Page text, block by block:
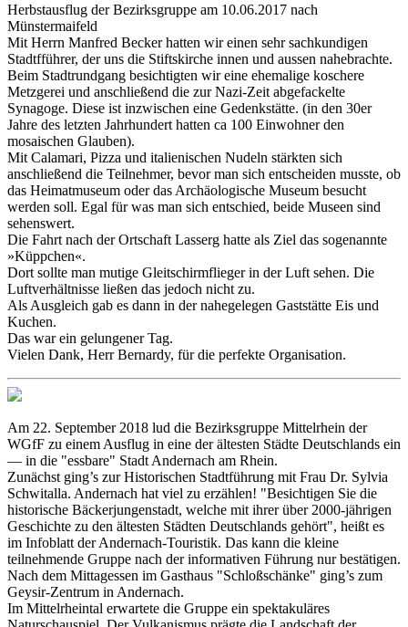
Herbstausflug der Bezirksgruppe am 10.06.2017 nach
Münstermaifeld
Mit Herrn Manfred Becker hatten wir einen sehr sachkundigen
Stadtfführer, der uns die Stiftskirche innen und aussen nahebrachte.
Beim Stadtrundgang besichtigten wir eine ehemalige koschere
Metzgerei und anschließend die zur Nazi-Zeit abgefackelte
Synagoge. Diese ist inzwischen eine Gedenkstätte. (in den 30er
Jahre des letzten Jahrhundert hatten ca 100 Einwohner den
mosaischen Glauben).
Mit Calamari, Pizza und italienischen Nudeln stärkten sich
anschließend die Teilnehmer, bevor man sich entscheiden musste, ob
das Heimatmuseum oder das Archäologische Museum besucht
werden soll. Egal für was man sich entschied, beide Museen sind
sehenswert.
Die Fahrt nach der Ortschaft Lasserg hatte als Ziel das sogenannte
»Küppchen«.
Dort sollte man mutige Gleitschirmflieger in der Luft sehen. Die
Luftverhältnisse ließen das jedoch nicht zu.
Als Ausgleich gab es dann in der nahegelegen Gaststätte Eis und
Kuchen.
Das war ein gelungener Tag.
Vielen Dank, Herr Bernardy, für die perfekte Organisation.
Am 22. September 2018 lud die Bezirksgruppe Mittelrhein der
WGfF zu einem Ausflug in eine der ältesten Städte Deutschlands ein
— in die "essbare" Stadt Andernach am Rhein.
Zunächst ging’s zur Historischen Stadtführung mit Frau Dr. Sylvia
Schwitalla. Andernach hat viel zu erzählen! "Besichtigen Sie die
historische Bäckerjungenstadt, welche mit ihrer über 2000-jährigen
Geschichte zu den ältesten Städten Deutschlands gehört", heißt es
im Infoblatt der Andernach-Touristik. Das kann die kleine
teilnehmende Gruppe nach der informativen Führung nur bestätigen.
Nach dem Mittagessen im Gasthaus "Schloßschänke" ging’s zum
Geysir-Zentrum in Andernach.
Im Mittelrheintal erwartete die Gruppe ein spektakuläres